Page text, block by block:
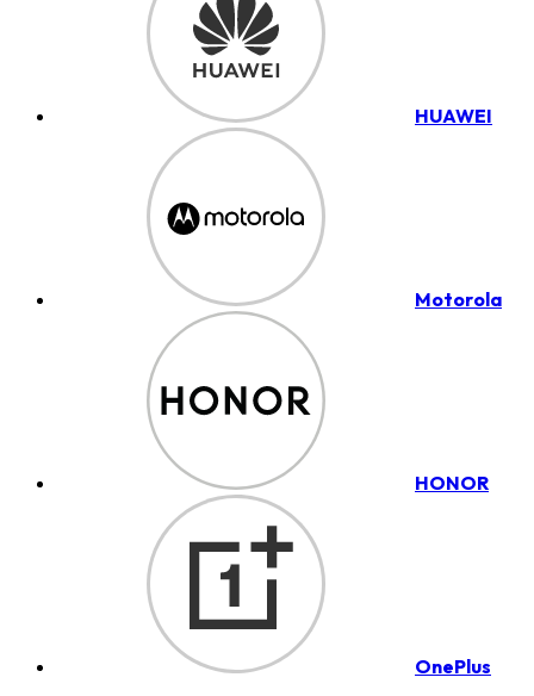
HUAWEI
Motorola
HONOR
OnePlus